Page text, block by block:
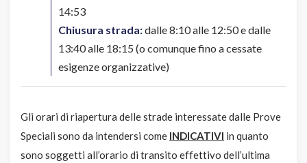
14:53
Chiusura strada:dalle 8:10 alle 12:50 e dalle
13:40 alle 18:15 (o comunque fino a cessate
esigenze organizzative)
Gli orari di riapertura delle strade interessate dalle Prove
Speciali sono da intendersi come INDICATIVI in quanto
sono soggetti all’orario di transito effettivo dell’ultima